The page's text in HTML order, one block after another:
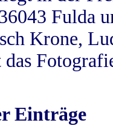
Fulda
Krone,
Einträge